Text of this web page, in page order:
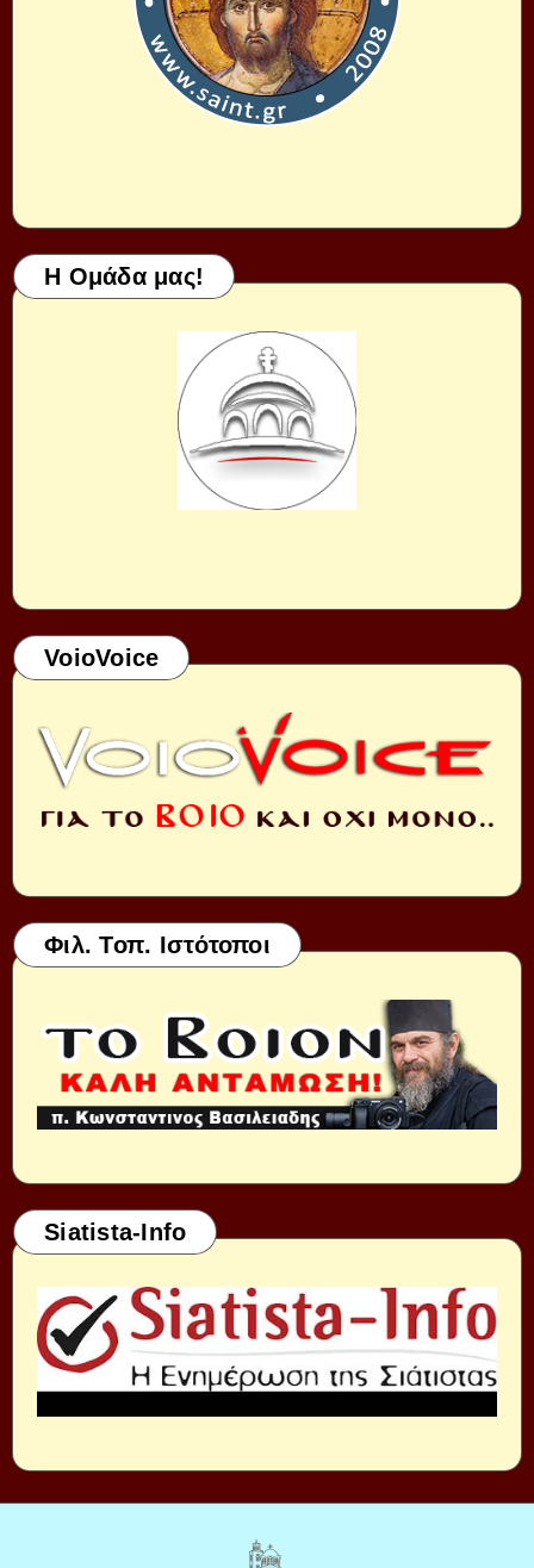
Η Ομάδα μας!
VoioVoice
Φιλ. Τοπ. Ιστότοποι
Siatista-Info